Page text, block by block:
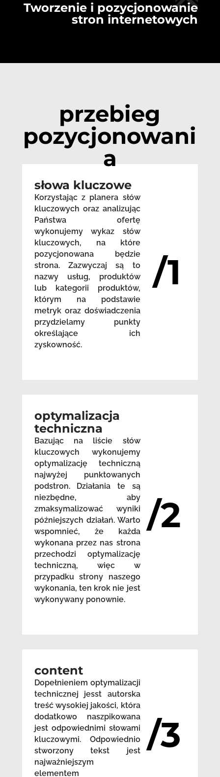
Tworzenie i pozycjonowanie
stron internetowych
przebieg
pozycjonowani
a
słowa kluczowe
Korzystając z planera słów
kluczowych oraz analizując
Państwa ofertę
wykonujemy wykaz słów
kluczowych, na które
pozycjonowana będzie
strona. Zazwyczaj są to
nazwy usług, produktów
lub kategorii produktów,
którym na podstawie
metryk oraz doświadczenia
przydzielamy punkty
określające ich
zyskowność.
/1
optymalizacja
techniczna
Bazując na liście słów
kluczowych wykonujemy
optymalizację techniczną
najwyżej punktowanych
podstron. Działania te są
niezbędne, aby
zmaksymalizować wyniki
późniejszych działań. Warto
wspomnieć, że każda
wykonana przez nas strona
przechodzi optymalizację
techniczną, więc w
przypadku strony naszego
wykonania, ten krok nie jest
wykonywany ponownie.
/2
content
Dopełnieniem optymalizacji
technicznej jesst autorska
treść wysokiej jakości, która
dodatkowo naszpikowana
jest odpowiednimi słowami
kluczowymi. Odpowiednio
stworzony tekst jest
najważniejszym
elementem
/3